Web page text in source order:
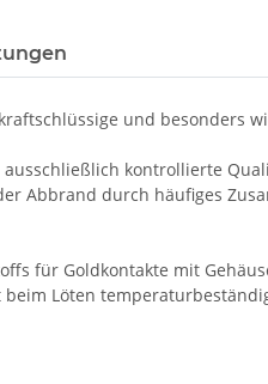
und besonders
kontrollierte
Abbrand durch häufiges
für Goldkontakte mit
Löten